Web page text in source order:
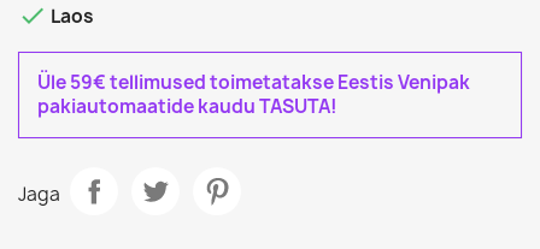
 Laos
Üle 59€ tellimused toimetatakse Eestis Venipak
pakiautomaatide kaudu TASUTA!
Jaga